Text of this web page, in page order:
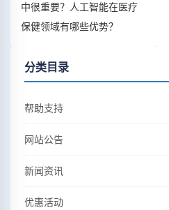
中很重要？人工智能在医疗
保健领域有哪些优势？
分类目录
帮助支持
网站公告
新闻资讯
优惠活动